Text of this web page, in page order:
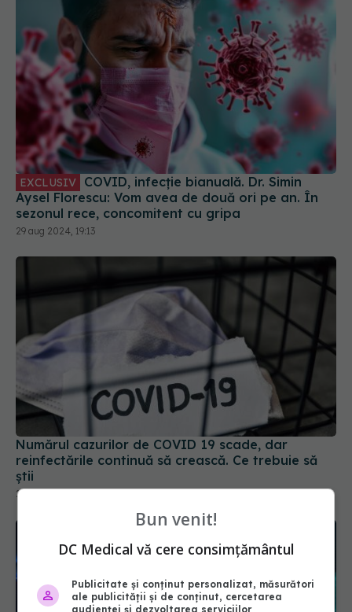
EXCLUSIV COVID, infecție bianuală. Dr. Simin
Aysel Florescu: Vom avea de două ori pe an. În
sezonul rece, concomitent cu gripa
29 aug 2024, 19:13
Numărul cazurilor de COVID 19 scade, dar
reinfectările continuă să crească. Ce trebuie să
știi
23 sep 2025, 16:30
Bun venit!
DC Medical vă cere consimțământul
Publicitate și conținut personalizat, măsurători
ale publicității și de conținut, cercetarea
audienței și dezvoltarea serviciilor